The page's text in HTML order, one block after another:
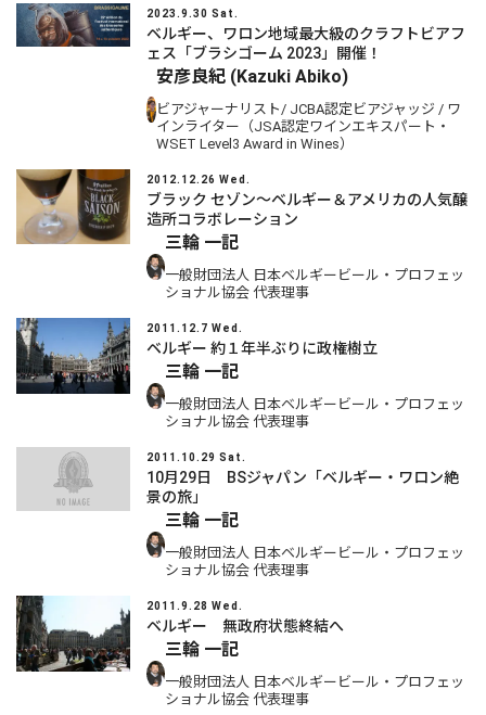
2023.9.30 Sat.
ベルギー、ワロン地域最大級のクラフトビアフ
ェス「ブラシゴーム 2023」開催！
安彦良紀 (Kazuki Abiko)
ビアジャーナリスト/ JCBA認定ビアジャッジ / ワ
インライター（JSA認定ワインエキスパート・
WSET Level3 Award in Wines）
2012.12.26 Wed.
ブラック セゾン～ベルギー＆アメリカの人気醸
造所コラボレーション
三輪 一記
一般財団法人 日本ベルギービール・プロフェッ
ショナル協会 代表理事
2011.12.7 Wed.
ベルギー 約１年半ぶりに政権樹立
三輪 一記
一般財団法人 日本ベルギービール・プロフェッ
ショナル協会 代表理事
2011.10.29 Sat.
10月29日 BSジャパン「ベルギー・ワロン絶
景の旅」
三輪 一記
一般財団法人 日本ベルギービール・プロフェッ
ショナル協会 代表理事
2011.9.28 Wed.
ベルギー 無政府状態終結へ
三輪 一記
一般財団法人 日本ベルギービール・プロフェッ
ショナル協会 代表理事